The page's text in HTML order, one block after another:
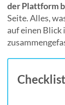
der Plattform
Seite. Alles,
auf einen Blick